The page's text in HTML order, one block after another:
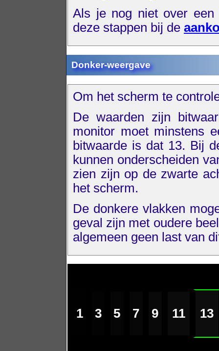
Als je nog niet over een
deze stappen bij de
Donker-weergave
Om het scherm te
De waarden zijn
monitor moet minstens
bitwaarde is dat 13. Bij
kunnen onderscheiden
zien zijn op de zwarte
het scherm.
De donkere vlakken
geval zijn met oudere
algemeen geen last van
1 3 5 7 9 11 13